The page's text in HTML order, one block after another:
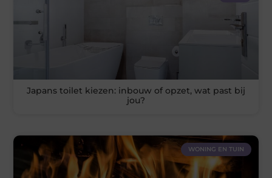
Japans toilet kiezen: inbouw of opzet, wat past bij
jou?
WONING EN TUIN